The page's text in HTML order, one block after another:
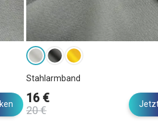
Stahlarmband
16 €
20 €